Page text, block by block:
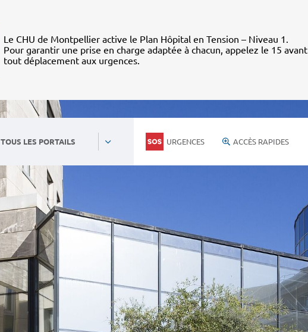
Le CHU de Montpellier active le Plan Hôpital en Tension – Niveau 1.
Pour garantir une prise en charge adaptée à chacun, appelez le 15 avant
tout déplacement aux urgences.
TOUS LES PORTAILS URGENCES ACCÈS RAPIDES